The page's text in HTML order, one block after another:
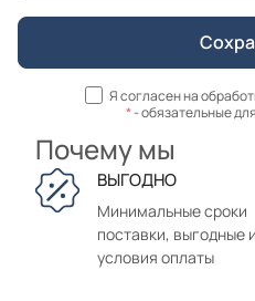
Я согласен на
*- обязательные
Почему мы
ВЫГОДНО
Минимальные сроки
поставки, выгодные
условия оплаты